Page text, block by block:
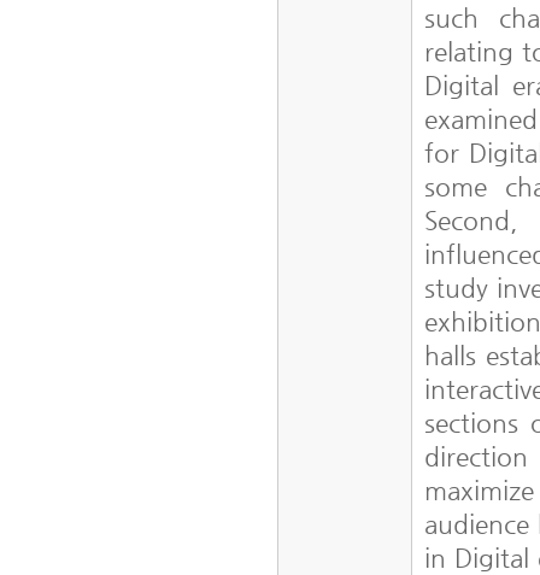
such
relating
Digital
for
some
study
halls
sections
in Digital